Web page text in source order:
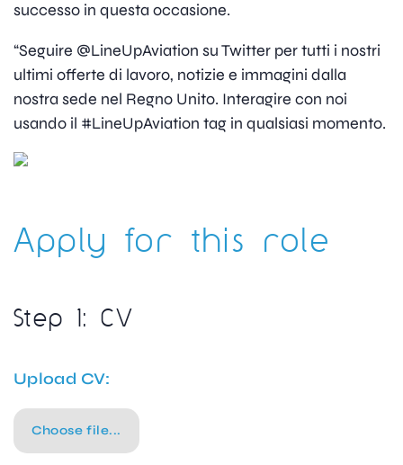
successo in questa occasione.
“Seguire @LineUpAviation su Twitter per tutti i nostri
ultimi offerte di lavoro, notizie e immagini dalla
nostra sede nel Regno Unito. Interagire con noi
usando il #LineUpAviation tag in qualsiasi momento.
Apply for this role
Step 1: CV
Upload CV:
Choose file...